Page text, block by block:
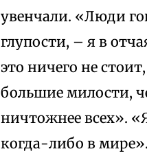
увенчали. «Люди
глупости, – я в
это ничего не
большие милости,
ничтожнее всех».
когда-либо в